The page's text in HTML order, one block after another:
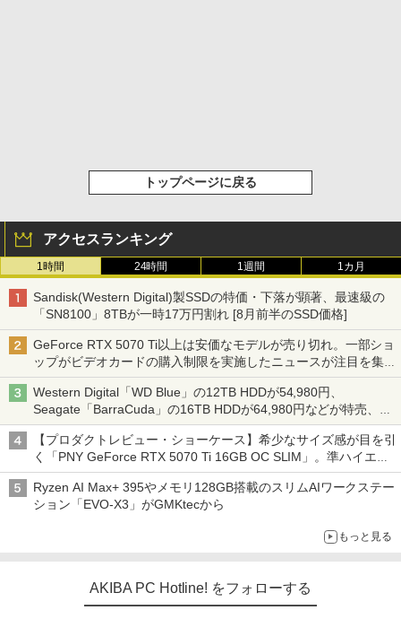
トップページに戻る
アクセスランキング
1時間 24時間 1週間 1カ月
Sandisk(Western Digital)製SSDの特価・下落が顕著、最速級の
「SN8100」8TBが一時17万円割れ [8月前半のSSD価格]
GeForce RTX 5070 Ti以上は安価なモデルが売り切れ。一部ショ
ップがビデオカードの購入制限を実施したニュースが注目を集め
る AKIBA PC Hotline! 先週のアクセスランキング 26年7月27日～
26年8月3日
Western Digital「WD Blue」の12TB HDDが54,980円、
Seagate「BarraCuda」の16TB HDDが64,980円などが特売、
NAS・ビジネス向けは上昇傾向 [8月前半のHDD価格]
【プロダクトレビュー・ショーケース】希少なサイズ感が目を引
く「PNY GeForce RTX 5070 Ti 16GB OC SLIM」。準ハイエン
ドでも2スロット厚で長さ30cm切り！スリムボディでもパフォ
ーマンスと冷却は万全 text by 内田 泰仁
Ryzen AI Max+ 395やメモリ128GB搭載のスリムAIワークステー
ション「EVO-X3」がGMKtecから
もっと見る
AKIBA PC Hotline! をフォローする